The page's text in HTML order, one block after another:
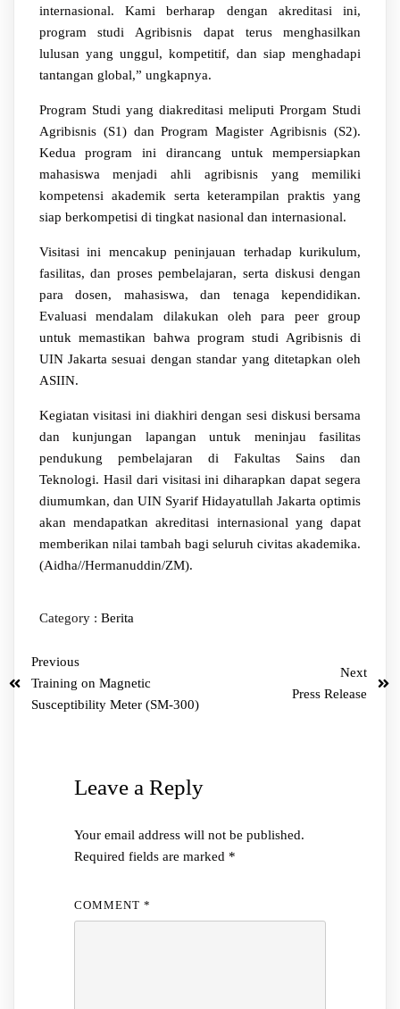
internasional. Kami berharap dengan akreditasi ini,
program studi Agribisnis dapat terus menghasilkan
lulusan yang unggul, kompetitif, dan siap menghadapi
tantangan global,” ungkapnya.
Program Studi yang diakreditasi meliputi Prorgam Studi
Agribisnis (S1) dan Program Magister Agribisnis (S2).
Kedua program ini dirancang untuk mempersiapkan
mahasiswa menjadi ahli agribisnis yang memiliki
kompetensi akademik serta keterampilan praktis yang
siap berkompetisi di tingkat nasional dan internasional.
Visitasi ini mencakup peninjauan terhadap kurikulum,
fasilitas, dan proses pembelajaran, serta diskusi dengan
para dosen, mahasiswa, dan tenaga kependidikan.
Evaluasi mendalam dilakukan oleh para peer group
untuk memastikan bahwa program studi Agribisnis di
UIN Jakarta sesuai dengan standar yang ditetapkan oleh
ASIIN.
Kegiatan visitasi ini diakhiri dengan sesi diskusi bersama
dan kunjungan lapangan untuk meninjau fasilitas
pendukung pembelajaran di Fakultas Sains dan
Teknologi. Hasil dari visitasi ini diharapkan dapat segera
diumumkan, dan UIN Syarif Hidayatullah Jakarta optimis
akan mendapatkan akreditasi internasional yang dapat
memberikan nilai tambah bagi seluruh civitas akademika.
(Aidha//Hermanuddin/ZM).
Category : Berita
Previous
Training on Magnetic
Susceptibility Meter (SM-300)
Next
Press Release
Leave a Reply
Your email address will not be published.
Required fields are marked *
COMMENT *